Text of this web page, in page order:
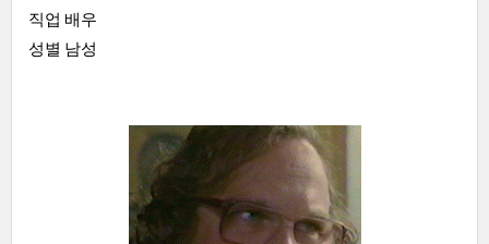
직업 배우
성별 남성